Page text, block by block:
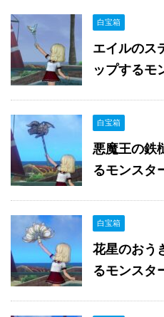
白宝箱
エイルのス
ップするモ
白宝箱
悪魔王の鉄
るモンスタ
白宝箱
花星のおう
るモンスタ